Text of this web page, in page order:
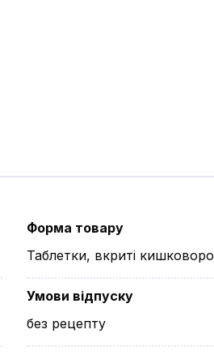
Форма товару
Таблетки, вкриті
Умови відпуску
без рецепту